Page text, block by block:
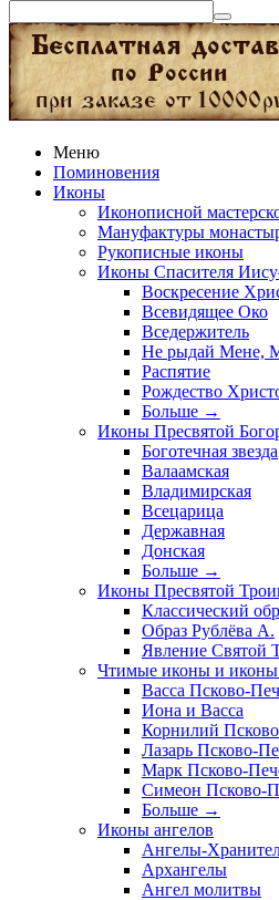
Меню
Поминовения
Иконы
Иконописной
Мануфактуры
Рукописные иконы
Иконы Спасителя
Воскресение
Всевидящее Око
Вседержитель
Не рыдай Мене,
Распятие
Рождество
Больше →
Иконы Пресвятой
Боготечная звезда
Валаамская
Владимирская
Всецарица
Державная
Донская
Больше →
Иконы Пресвятой
Классический
Образ Рублёва А.
Явление Святой
Чтимые иконы и иконы
Васса Псково-
Иона и Васса
Корнилий
Лазарь Псково-
Марк Псково-
Симеон Псково-
Больше →
Иконы ангелов
Ангелы-
Архангелы
Ангел молитвы